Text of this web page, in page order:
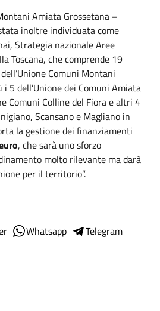
Amiata Grossetana –
inoltre individuata come
Strategia nazionale Aree
Toscana, che comprende 19
Comuni Montani
5 dell’Unione dei Comuni Amiata
Comuni Colline del Fiora e altri 4
Scansano e Magliano in
la gestione dei finanziamenti
, che sarà uno sforzo
molto rilevante ma darà
per il territorio”.
Whatsapp
Telegram